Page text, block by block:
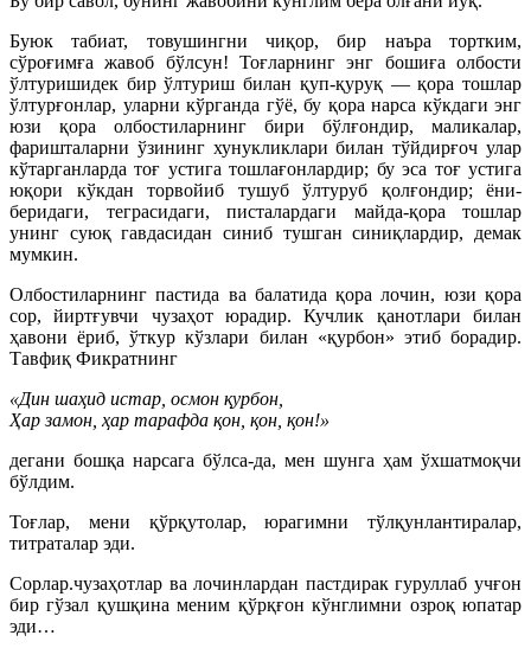
Буюк табиат, товушингни чиқор, бир наъра тортким,
сўроғимға жавоб бўлсун! Тоғларнинг энг бошиға олбости
ўлтуришидек бир ўлтуриш билан қуп-қуруқ — қора тошлар
ўлтурғонлар, уларни кўрганда гўё, бу қора нарса кўкдаги энг
юзи қора олбостиларнинг бири бўлғондир, маликалар,
фаришталарни ўзининг хунукликлари билан тўйдирғоч улар
кўтарганларда тоғ устига тошлағонлардир; бу эса тоғ устига
юқори кўкдан торвойиб тушуб ўлтуруб қолғондир; ёни-
беридаги, теграсидаги, писталардаги майда-қора тошлар
унинг суюқ гавдасидан синиб тушган синиқлардир, демак
мумкин.
Олбостиларнинг пастида ва балатида қора лочин, юзи қора
сор, йиртғувчи чузаҳот юрадир. Кучлик қанотлари билан
ҳавони ёриб, ўткур кўзлари билан «қурбон» этиб борадир.
Тавфиқ Фикратнинг
«Дин шаҳид истар, осмон қурбон,
Ҳар замон, ҳар тарафда қон, қон, қон!»
дегани бошқа нарсага бўлса-да, мен шунга ҳам ўхшатмоқчи
бўлдим.
Тоғлар, мени қўрқутолар, юрагимни тўлқунлантиралар,
титраталар эди.
Сорлар.чузаҳотлар ва лочинлардан пастдирак гуруллаб учғон
бир гўзал қушқина меним қўрқғон кўнглимни озроқ юпатар
эди…